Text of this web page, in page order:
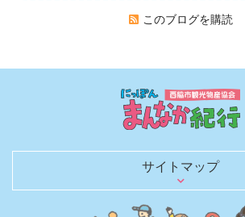
このブログを購読
サイトマップ